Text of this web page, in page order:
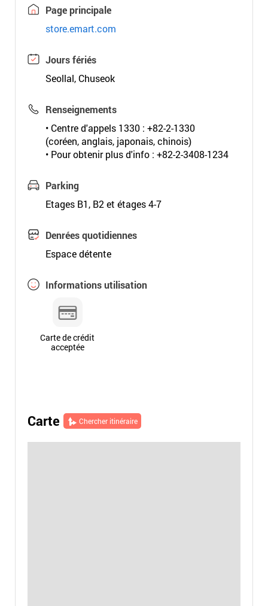
Page principale
store.emart.com
Jours fériés
Seollal, Chuseok
Renseignements
• Centre d'appels 1330 : +82-2-1330
(coréen, anglais, japonais, chinois)
• Pour obtenir plus d'info : +82-2-3408-1234
Parking
Etages B1, B2 et étages 4-7
Denrées quotidiennes
Espace détente
Informations utilisation
Carte de crédit
acceptée
Carte Chercher itinéraire